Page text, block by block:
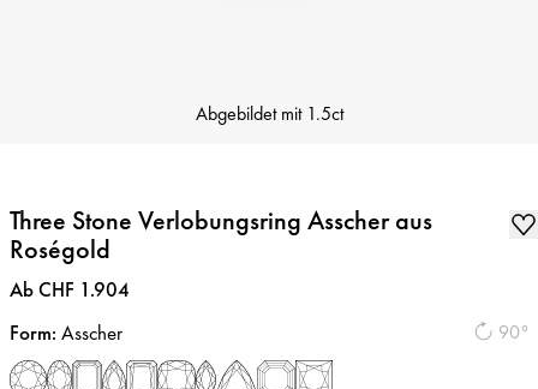
Abgebildet mit 1.5ct
Three Stone Verlobungsring Asscher aus
Roségold
Preis:
Ab CHF 1.904
90°
Form: Asscher